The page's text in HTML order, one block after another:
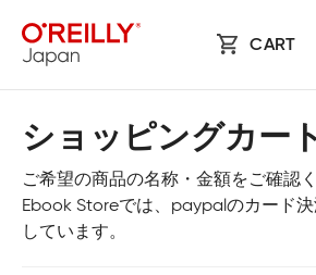
CART
ショッピングカー
ご希望の商品の名称・金額をご確認く
Ebook Storeでは、paypalのカード
しています。